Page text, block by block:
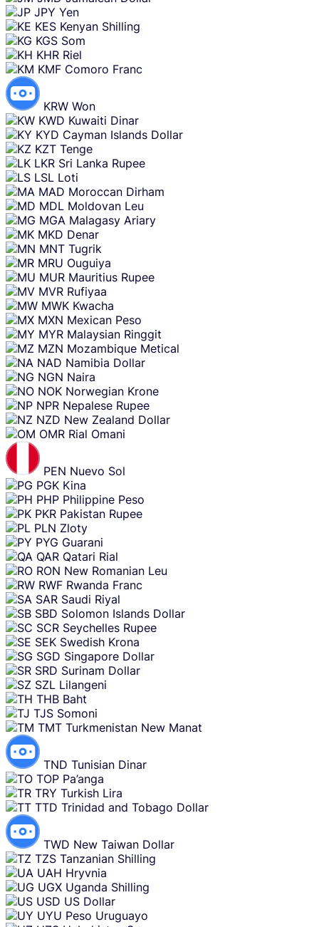
JPY Yen
KES Kenyan Shilling
KGS Som
KHR Riel
KMF Comoro Franc
KRW Won
KWD Kuwaiti Dinar
KYD Cayman Islands Dollar
KZT Tenge
LKR Sri Lanka Rupee
LSL Loti
MAD Moroccan Dirham
MDL Moldovan Leu
MGA Malagasy Ariary
MKD Denar
MNT Tugrik
MRU Ouguiya
MUR Mauritius Rupee
MVR Rufiyaa
MWK Kwacha
MXN Mexican Peso
MYR Malaysian Ringgit
MZN Mozambique Metical
NAD Namibia Dollar
NGN Naira
NOK Norwegian Krone
NPR Nepalese Rupee
NZD New Zealand Dollar
OMR Rial Omani
PEN Nuevo Sol
PGK Kina
PHP Philippine Peso
PKR Pakistan Rupee
PLN Zloty
PYG Guarani
QAR Qatari Rial
RON New Romanian Leu
RWF Rwanda Franc
SAR Saudi Riyal
SBD Solomon Islands Dollar
SCR Seychelles Rupee
SEK Swedish Krona
SGD Singapore Dollar
SRD Surinam Dollar
SZL Lilangeni
THB Baht
TJS Somoni
TMT Turkmenistan New Manat
TND Tunisian Dinar
TOP Pa’anga
TRY Turkish Lira
TTD Trinidad and Tobago Dollar
TWD New Taiwan Dollar
TZS Tanzanian Shilling
UAH Hryvnia
UGX Uganda Shilling
USD US Dollar
UYU Peso Uruguayo